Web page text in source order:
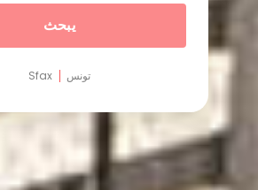
يبحث
تونس Sfax